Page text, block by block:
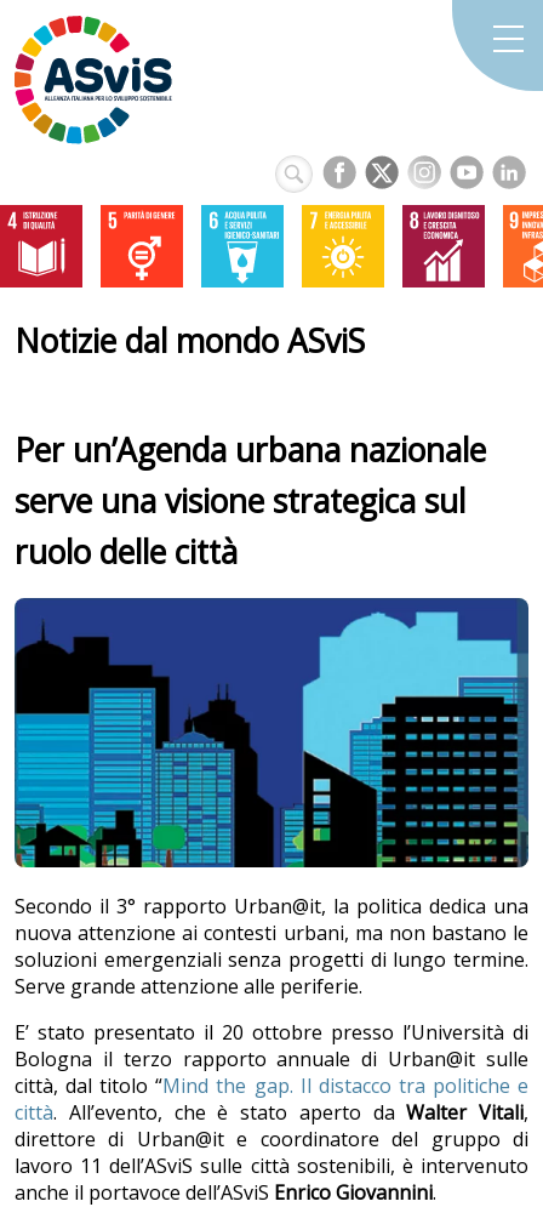
Notizie dal mondo ASviS
Per un’Agenda urbana nazionale
serve una visione strategica sul
ruolo delle città
Secondo il 3° rapporto Urban@it, la politica dedica una
nuova attenzione ai contesti urbani, ma non bastano le
soluzioni emergenziali senza progetti di lungo termine.
Serve grande attenzione alle periferie.
E’ stato presentato il 20 ottobre presso l’Università di
Bologna il terzo rapporto annuale di Urban@it sulle
città, dal titolo “Mind the gap. Il distacco tra politiche e
città. All’evento, che è stato aperto daWalter Vitali,
direttore di Urban@it e coordinatore del gruppo di
lavoro 11 dell’ASviS sulle città sostenibili, è intervenuto
anche il portavoce dell’ASviS Enrico Giovannini.